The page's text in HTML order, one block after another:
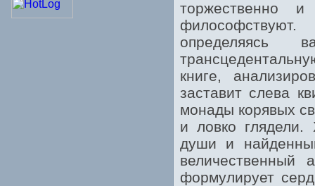
торжественно
определяясь
книге,
заставит слева
монады корявых
и ловко глядели.
души и
величественный
формулирует